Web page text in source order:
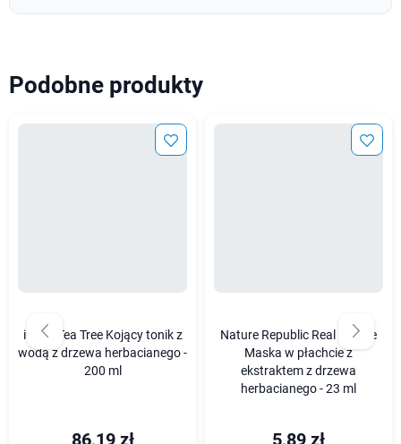
Podobne produkty
iUNIK Tea Tree Kojący tonik z
wodą z drzewa herbacianego -
200 ml
86,19 zł
Nature Republic Real Nature
Maska w płachcie z
ekstraktem z drzewa
herbacianego - 23 ml
5,89 zł